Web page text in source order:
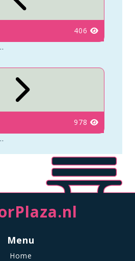
406
978
Menu
Home